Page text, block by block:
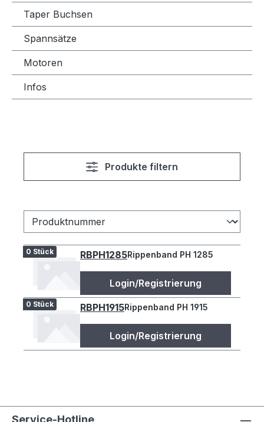
Taper Buchsen
Spannsätze
Motoren
Infos
Produkte filtern
0 Stück RBPH1285Rippenband PH 1285
Login/Registrierung
0 Stück RBPH1915Rippenband PH 1915
Login/Registrierung
Service-Hotline